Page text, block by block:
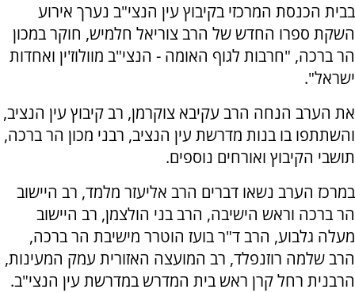
בבית הכנסת המרכזי בקיבוץ עין הנצי"ב נערך אירוע
השקת ספרו החדש של הרב צוריאל חלמיש, חוקר במכון
הר ברכה, "חרבות לגוף האומה - הנצי"ב מוולוז'ין ואחדות
ישראל".
את הערב הנחה הרב עקיבא צוקרמן, רב קיבוץ עין הנציב,
והשתתפו בו בנות מדרשת עין הנציב, רבני מכון הר ברכה,
תושבי הקיבוץ ואורחים נוספים.
במרכז הערב נשאו דברים הרב אליעזר מלמד, רב היישוב
הר ברכה וראש הישיבה, הרב בני הולצמן, רב היישוב
מעלה גלבוע, הרב ד"ר בועז הוטרר מישיבת הר ברכה,
הרב שלמה רוזנפלד, רב המועצה האזורית עמק המעינות,
הרבנית רחל קרן ראש בית המדרש במדרשת עין הנצי"ב.